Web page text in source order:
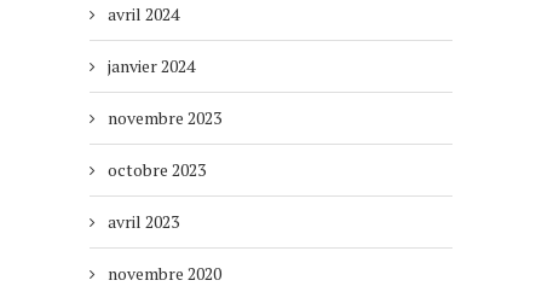
avril 2024
janvier 2024
novembre 2023
octobre 2023
avril 2023
novembre 2020